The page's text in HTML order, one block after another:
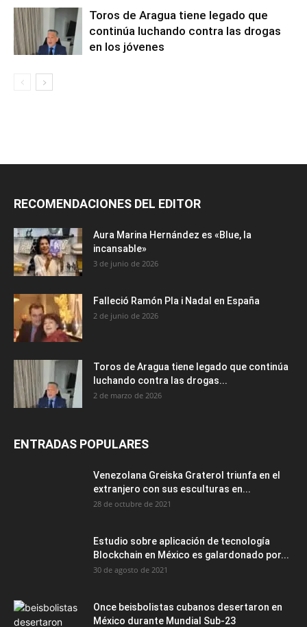
Toros de Aragua tiene legado que
continúa luchando contra las drogas
en los jóvenes
RECOMENDACIONES DEL EDITOR
Aura Marina Hernández es «Blue, la
incansable»
3 de junio de 2026
Falleció Ramón Pla i Nadal en España
2 de junio de 2026
Toros de Aragua tiene legado que continúa
luchando contra las drogas...
2 de marzo de 2026
ENTRADAS POPULARES
Venezolana Greiska Graterol triunfa en el
extranjero con sus esculturas en...
28 de octubre de 2021
Estudio sobre aplicación de tecnología
Blockchain en México es galardonado por...
30 de agosto de 2021
Once beisbolistas cubanos desertaron en
México durante Mundial Sub-23